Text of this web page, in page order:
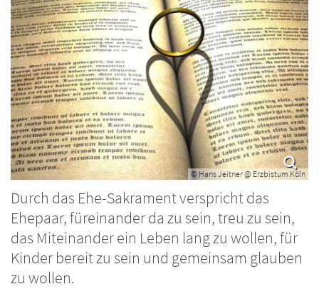
© Hans Jeitner @ Erzbistum Köln
Durch das Ehe-Sakrament verspricht das
Ehepaar, füreinander da zu sein, treu zu sein,
das Miteinander ein Leben lang zu wollen, für
Kinder bereit zu sein und gemeinsam glauben
zu wollen.